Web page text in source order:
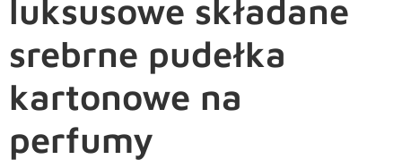
luksusowe składane
srebrne pudełka
kartonowe na
perfumy